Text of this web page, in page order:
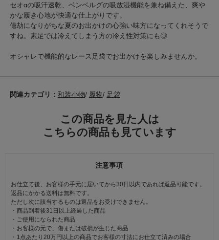
セオαの吸汗速乾、ベンベルグの吸放湿機能を兼ね備えた、爽や
かな履き心地が快適な仕上がりです。
億劫になりがちな夏のお出かけの心強い味方になってくれそうで
すね。素足では冷えてしまう方の冷え性対策にも◎
オシャレで機能的なレース足袋でお出かけを楽しみませんか。
関連カテゴリ： 和装小物/ 履物/ 足袋
この商品を見た人は
こちらの商品も見ています
注意事項
お仕立て後、お客様の手元に届いてから30日以内であれば返品可能です。
返品にかかる送料は無料です。
ただし次に該当するものは返品をお受けできません。
・商品到着後31日以上経過した商品
・ご使用になられた商品
・お客様の元で、傷または破損が生じた商品
・1点あたり20万円以上の商品でお客様の寸法にお仕立て済みの場合